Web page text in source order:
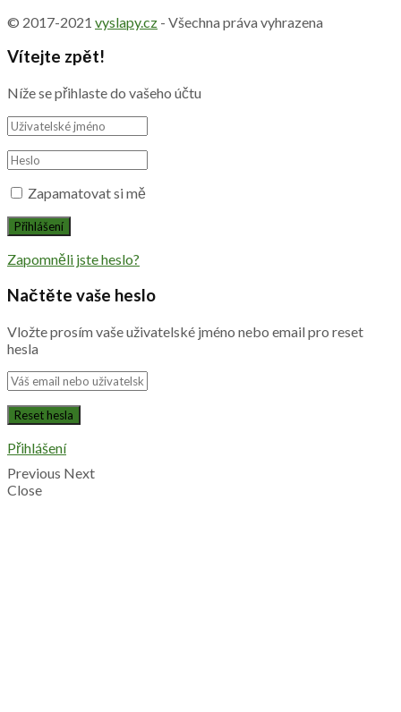
© 2017-2021 vyslapy.cz - Všechna práva vyhrazena
Vítejte zpět!
Níže se přihlaste do vašeho účtu
Zapamatovat si mě
Zapomněli jste heslo?
Načtěte vaše heslo
Vložte prosím vaše uživatelské jméno nebo email pro reset
hesla
Přihlášení
Previous Next
Close